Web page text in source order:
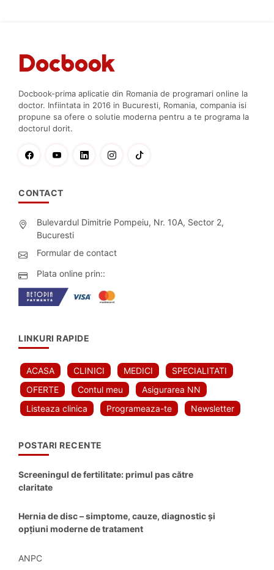
Docbook-prima aplicatie din Romania de programari online la
doctor. Infiintata in 2016 in Bucuresti, Romania, compania isi
propune sa ofere o solutie moderna pentru a te programa la
doctorul dorit.
CONTACT
Bulevardul Dimitrie Pompeiu, Nr. 10A, Sector 2,
Bucuresti
Formular de contact
Plata online prin::
LINKURI RAPIDE
ACASA CLINICI MEDICI
SPECIALITATI
OFERTE
Contul meu
Asigurarea NN
Listeaza clinica
Programeaza-te Newsletter
POSTARI RECENTE
Screeningul de fertilitate: primul pas către
claritate
Hernia de disc – simptome, cauze, diagnostic și
opțiuni moderne de tratament
ANPC